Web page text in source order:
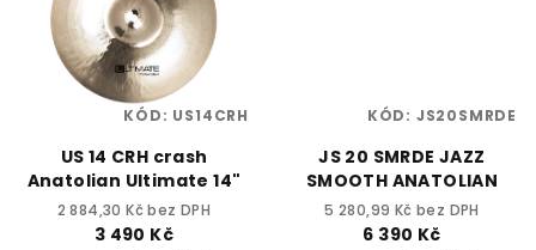
US 14 CRH crash
Anatolian Ultimate 14"
2 884,30 Kč bez DPH
3 490 Kč
KÓD: US14CRH
JS 20 SMRDE JAZZ
SMOOTH ANATOLIAN
5 280,99 Kč bez DPH
6 390 Kč
KÓD: JS20SMRDE